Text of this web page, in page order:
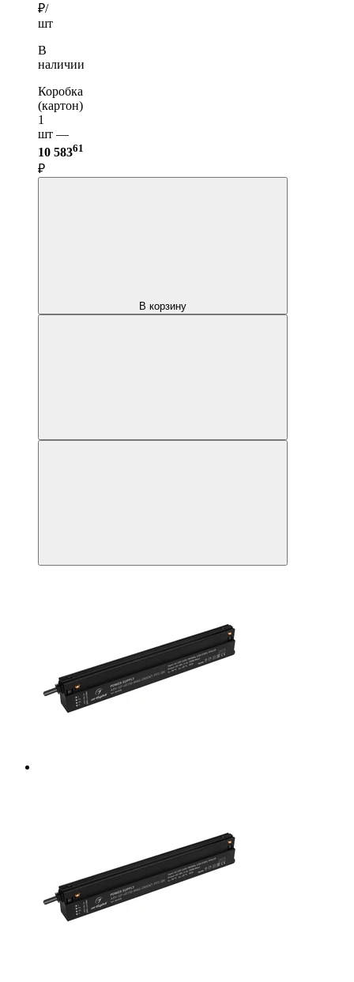
₽/
шт
В
наличии
Коробка
(картон)
1
шт —
10 58361
₽
В корзину